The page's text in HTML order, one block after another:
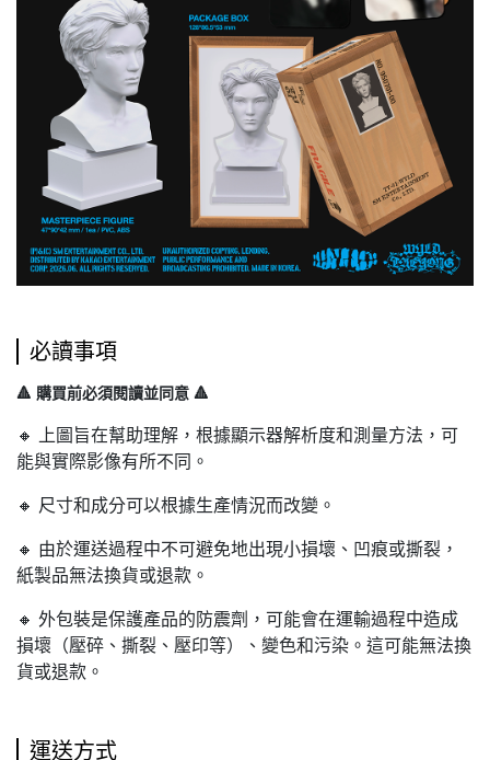
必讀事項
🔺 購買前必須閱讀並同意 🔺
🔸 上圖旨在幫助理解，根據顯示器解析度和測量方法，可
能與實際影像有所不同。
🔸 尺寸和成分可以根據生產情況而改變。
🔸 由於運送過程中不可避免地出現小損壞、凹痕或撕裂，
紙製品無法換貨或退款。
🔸 外包裝是保護產品的防震劑，可能會在運輸過程中造成
損壞（壓碎、撕裂、壓印等）、變色和污染。這可能無法換
貨或退款。
運送方式